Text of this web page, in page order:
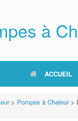
à
ACCUEIL
> Pompes à Chaleur>